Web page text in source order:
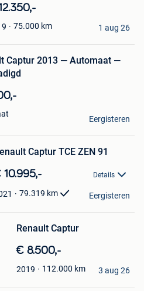
75.000 km 1 aug 26
Captur 2013 — Automaat —
Eergisteren
Captur TCE ZEN 91
10.995,- Details
79.319 km Eergisteren
Renault Captur
€ 8.500,-
2019 112.000 km 3 aug 26